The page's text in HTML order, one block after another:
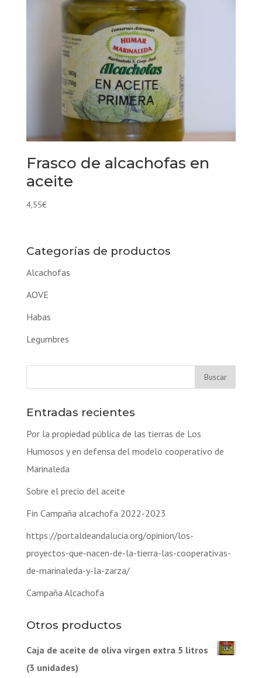
Frasco de alcachofas en
aceite
4,55€
Categorías de productos
Alcachofas
AOVE
Habas
Legumbres
Entradas recientes
Por la propiedad pública de las tierras de Los
Humosos y en defensa del modelo cooperativo de
Marinaleda
Sobre el precio del aceite
Fin Campaña alcachofa 2022-2023
https://portaldeandalucia.org/opinion/los-
proyectos-que-nacen-de-la-tierra-las-cooperativas-
de-marinaleda-y-la-zarza/
Campaña Alcachofa
Otros productos
Caja de aceite de oliva virgen extra 5 litros
(3 unidades)